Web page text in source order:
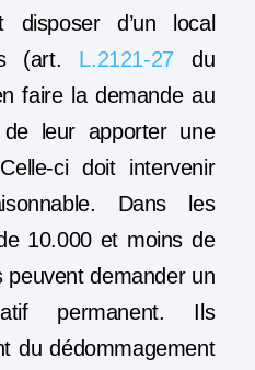
disposer d’un local
(art. L.2121-27du
faire la demande au
leur apporter une
ci doit intervenir
Dans les
10.000 et moins de
peuvent demander un
permanent. Ils
du dédommagement